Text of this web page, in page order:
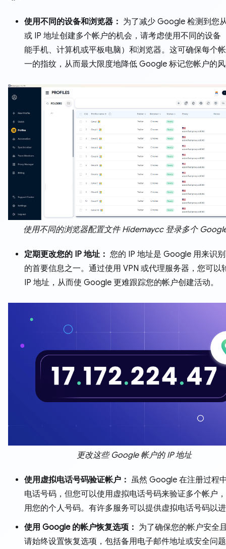
使用不同的设备和浏览器： 为了减少 Google 检测到您
或 IP 地址创建多个帐户的机会，请考虑使用不同的设备
能手机、计算机或平板电脑）和浏览器。这可确保每个
一的指纹，从而最大限度地降低 Google 标记您帐户的
使用不同的浏览器配置文件 Hidemaycc 登录多个
定期更改您的 IP 地址： 您的 IP 地址是 Google 用来识
的首要信息之一。通过使用 VPN 或代理服务器，您可以
IP 地址，从而使 Google 更难跟踪您的帐户创建活动。
更改这些 Google 帐户的 IP 地址
使用虚拟电话号码验证帐户： 虽然 Google 在注册过程
电话号码，但您可以使用虚拟电话号码来验证多个帐户
用您的个人号码。有许多服务可以提供虚拟电话号码以
使用 Google 的帐户恢复选项： 为了确保您的帐户安全
请始终设置恢复选项，包括备用电子邮件地址或安全问